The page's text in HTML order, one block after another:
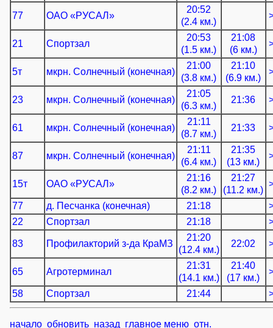
77 ОАО «РУСАЛ»
20:52
(2.4 км.)
21 Спортзал
20:53
(1.5 км.)
21:08
(6 км.)
5т мкрн. Солнечный (конечная)
21:00
(3.8 км.)
21:10
(6.9 км.)
23 мкрн. Солнечный (конечная)
21:05
(6.3 км.)
21:36
61 мкрн. Солнечный (конечная)
21:11
(8.7 км.)
21:33
87 мкрн. Солнечный (конечная)
21:11
(6.4 км.)
21:35
(13 км.)
15т ОАО «РУСАЛ»
21:16
(8.2 км.)
21:27
(11.2 км.)
77 д. Песчанка (конечная) 21:18
22
Спортзал 21:18
83 Профилакторий з-да КраМЗ
21:20
(12.4 км.)
22:02
65 Агротерминал
21:31
(14.1 км.)
21:40
(17 км.)
58 Спортзал 21:44
начало обновить назад главное меню отн.